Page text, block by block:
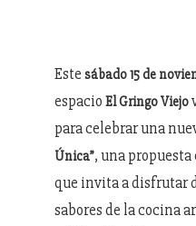
Este sábado 15 de
espacio El Gringo Viejo
para celebrar una
Única”, una
que invita a disfrutar
sabores de la cocina